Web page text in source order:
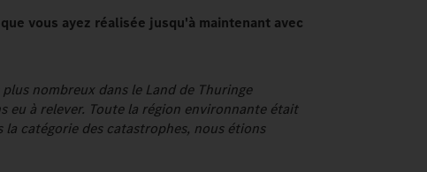
vous ayez réalisée jusqu'à maintenant avec
nombreux dans le Land de Thuringe
eu à relever. Toute la région environnante était
la catégorie des catastrophes, nous étions